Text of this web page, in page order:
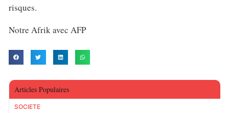
risques.
Notre Afrik avec AFP
Articles Populaires
SOCIETE